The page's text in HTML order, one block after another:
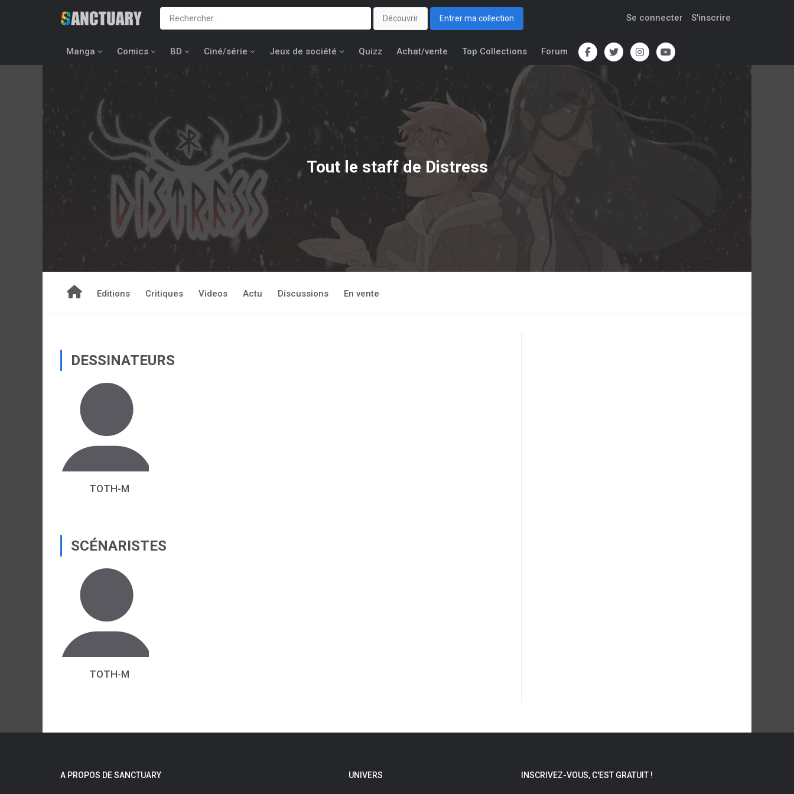
Découvrir Entrer ma collection Se connecter S'inscrire
Manga Comics BD Ciné/série Jeux de société Quizz Achat/vente Top Collections Forum
Tout le staff de Distress
Editions Critiques Videos Actu Discussions En vente
DESSINATEURS
TOTH-M
SCÉNARISTES
TOTH-M
A PROPOS DE SANCTUARY UNIVERS INSCRIVEZ-VOUS, C'EST GRATUIT !